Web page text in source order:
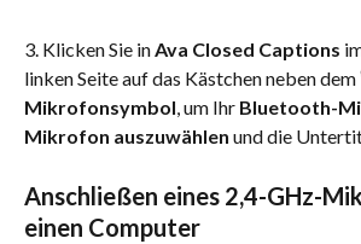
3. Klicken Sie in Ava Closed Captions
linken Seite auf das Kästchen neben dem
Mikrofonsymbol, um Ihr Bluetooth-
Mikrofon auszuwählen und die
Anschließen eines 2,4-GHz-
einen Computer